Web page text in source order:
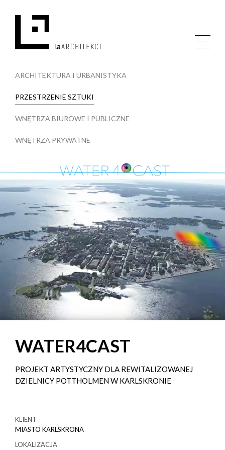
ARCHITEKTURA I URBANISTYKA
PRZESTRZENIE SZTUKI
WNĘTRZA BIUROWE I PUBLICZNE
WNĘTRZA PRYWATNE
WATER4CAST
PROJEKT ARTYSTYCZNY DLA REWITALIZOWANEJ
DZIELNICY POTTHOLMEN W KARLSKRONIE
KLIENT
MIASTO KARLSKRONA
LOKALIZACJA